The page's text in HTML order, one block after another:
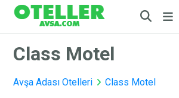
Class Motel
Avşa Adası Otelleri Class Motel